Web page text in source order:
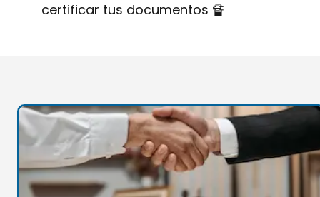
certificar tus documentos 🔏